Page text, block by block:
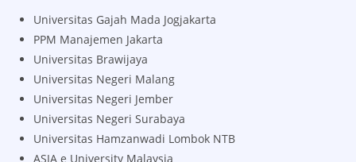
Universitas Gajah Mada Jogjakarta
PPM Manajemen Jakarta
Universitas Brawijaya
Universitas Negeri Malang
Universitas Negeri Jember
Universitas Negeri Surabaya
Universitas Hamzanwadi Lombok NTB
ASIA e University Malaysia